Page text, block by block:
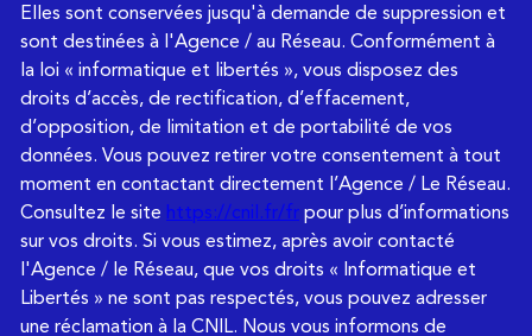
Elles sont conservées jusqu'à demande de suppression et
sont destinées à l'Agence / au Réseau. Conformément à
la loi « informatique et libertés », vous disposez des
droits d’accès, de rectification, d’effacement,
d’opposition, de limitation et de portabilité de vos
données. Vous pouvez retirer votre consentement à tout
moment en contactant directement l’Agence / Le Réseau.
Consultez le site https://cnil.fr/fr pour plus d’informations
sur vos droits. Si vous estimez, après avoir contacté
l'Agence / le Réseau, que vos droits « Informatique et
Libertés » ne sont pas respectés, vous pouvez adresser
une réclamation à la CNIL. Nous vous informons de